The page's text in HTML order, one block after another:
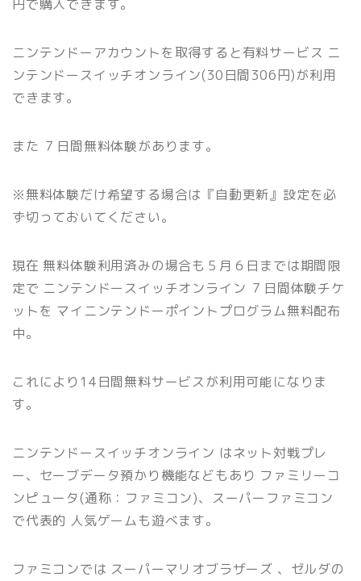
円で購入できます。
ニンテンドーアカウントを取得すると有料サービス ニ
ンテンドースイッチオンライン(30日間306円)が利用
できます。
また ７日間無料体験があります。
※無料体験だけ希望する場合は『自動更新』設定を必
ず切っておいてください。
現在 無料体験利用済みの場合も５月６日までは期間限
定で ニンテンドースイッチオンライン ７日間体験チケ
ットを マイニンテンドーポイントプログラム無料配布
中。
これにより14日間無料サービスが利用可能になりま
す。
ニンテンドースイッチオンライン はネット対戦プレ
ー、セーブデータ預かり機能などもあり ファミリーコ
ンピュータ(通称：ファミコン)、スーパーファミコン
で代表的 人気ゲームも遊べます。
ファミコンでは スーパーマリオブラザーズ 、ゼルダの